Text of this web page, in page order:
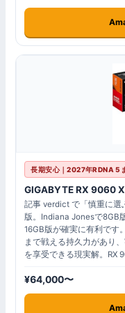
長期安心｜2027年RDNA 5
GIGABYTE RX 9060
記事 verdict で「慎重に選
版。Indiana Jonesで8GB
16GB版が確実に有利です
まで戦える持久力があり
を享受できる現実解。RX
¥64,000〜